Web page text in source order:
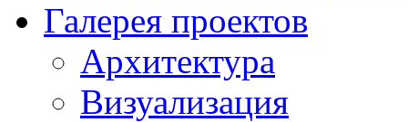
Галерея проектов
Архитектура
Визуализация